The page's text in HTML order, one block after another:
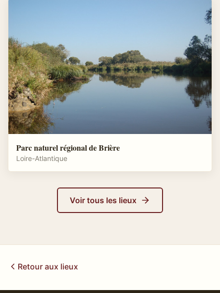
Parc naturel régional de Brière
Loire-Atlantique
Voir tous les lieux
Retour aux lieux